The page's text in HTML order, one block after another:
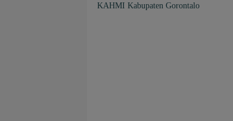
KAHMI Kabupaten Gorontalo